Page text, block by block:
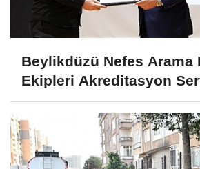
Beylikdüzü Nefes Arama
Ekipleri Akreditasyon
Aldı